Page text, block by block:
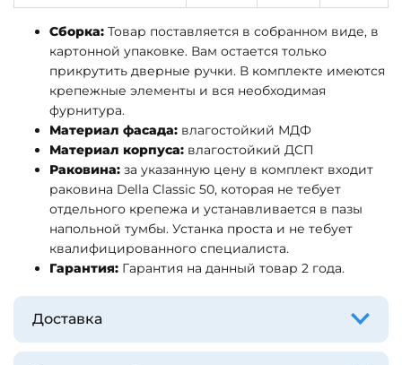
Сборка: Товар поставляется в собранном виде, в
картонной упаковке. Вам остается только
прикрутить дверные ручки. В комплекте имеются
крепежные элементы и вся необходимая
фурнитура.
Материал фасада: влагостойкий МДФ
Материал корпуса: влагостойкий ДСП
Раковина: за указанную цену в комплект входит
раковина Della Classic 50, которая не тебует
отдельного крепежа и устанавливается в пазы
напольной тумбы. Устанка проста и не тебует
квалифицированного специалиста.
Гарантия: Гарантия на данный товар 2 года.
Доставка